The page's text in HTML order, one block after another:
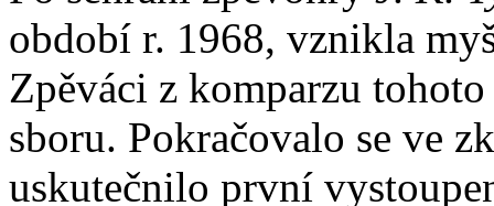
období r. 1968, vznikla
Zpěváci z komparzu
sboru. Pokračovalo se ve
uskutečnilo první